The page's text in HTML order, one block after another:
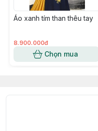
✔️ Ảnh mẫu do shop tự
phẩm bên ngoài cam
xem vải trực tiếp qua
✔️ Miễn Ship toàn quốc
Áo xanh tím than thêu tay
8.900.000đ
Chọn mua